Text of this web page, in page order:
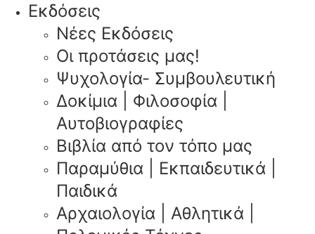
Εκδόσεις
Νέες Εκδόσεις
Οι προτάσεις μας!
Ψυχολογία- Συμβουλευτική
Δοκίμια | Φιλοσοφία |
Αυτοβιογραφίες
Βιβλία από τον τόπο μας
Παραμύθια | Εκπαιδευτικά |
Παιδικά
Αρχαιολογία | Αθλητικά |